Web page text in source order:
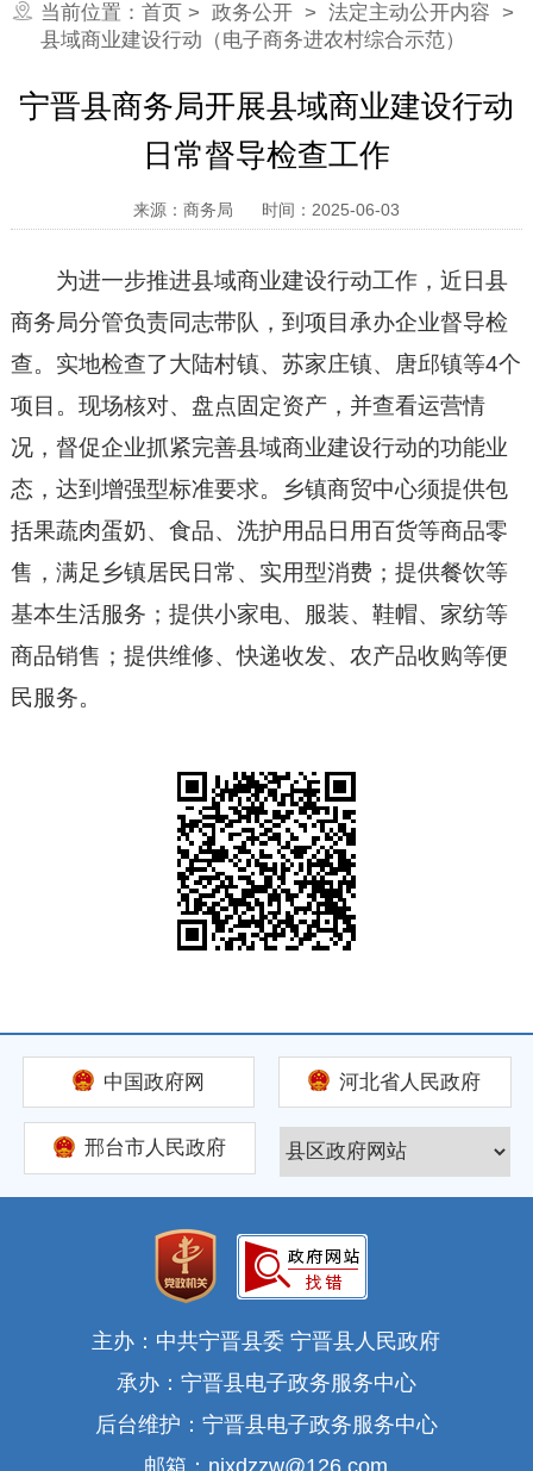
当前位置： 首页 > 政务公开> 法定主动公开内容 >
县域商业建设行动（电子商务进农村综合示范）
宁晋县商务局开展县域商业建设行动
日常督导检查工作
来源：商务局 时间：2025-06-03
为进一步推进县域商业建设行动工作，近日县
商务局分管负责同志带队，到项目承办企业督导检
查。实地检查了大陆村镇、苏家庄镇、唐邱镇等4个
项目。现场核对、盘点固定资产，并查看运营情
况，督促企业抓紧完善县域商业建设行动的功能业
态，达到增强型标准要求。乡镇商贸中心须提供包
括果蔬肉蛋奶、食品、洗护用品日用百货等商品零
售，满足乡镇居民日常、实用型消费；提供餐饮等
基本生活服务；提供小家电、服装、鞋帽、家纺等
商品销售；提供维修、快递收发、农产品收购等便
民服务。
中国政府网 河北省人民政府
邢台市人民政府
主办：中共宁晋县委 宁晋县人民政府
承办：宁晋县电子政务服务中心
后台维护：宁晋县电子政务服务中心